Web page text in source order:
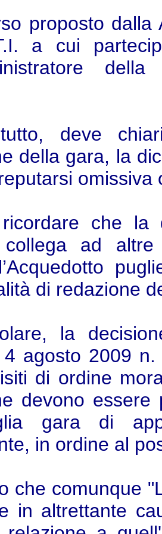
proposto dalla
a cui
deve
della gara, la
omissiva
che la
ad altre
di redazione
la
4 agosto 2009
di ordine
devono
gara di
in ordine al
che comunque
in altrettante